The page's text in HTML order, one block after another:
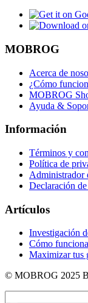
MOBROG
Acerca de
¿Cómo
MOBROG
Ayuda &
Información
Términos y
Política de
Administrador
Declaración
Artículos
Investigación
Cómo
Maximizar tus
© MOBROG 2025